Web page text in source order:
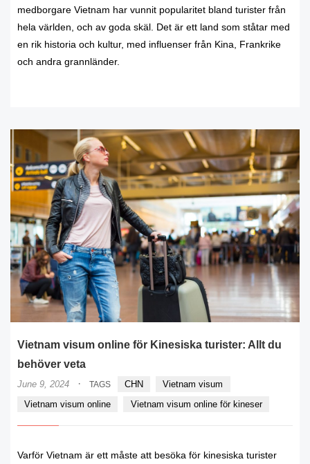
medborgare Vietnam har vunnit popularitet bland turister från
hela världen, och av goda skäl. Det är ett land som ståtar med
en rik historia och kultur, med influenser från Kina, Frankrike
och andra grannländer.
Vietnam visum online för Kinesiska turister: Allt du
behöver veta
June 9, 2024 · TAGS CHN
Vietnam visum
Vietnam visum online
Vietnam visum online för kineser
Varför Vietnam är ett måste att besöka för kinesiska turister